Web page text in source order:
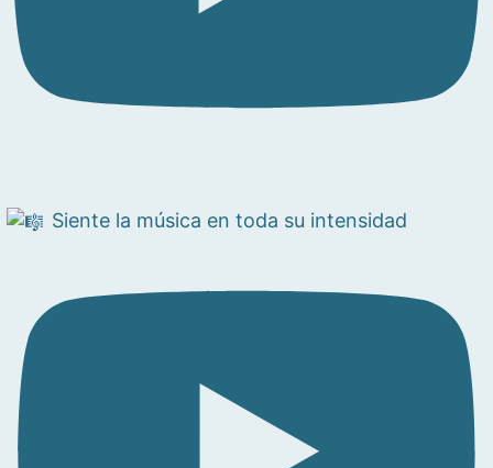
Siente la música en toda su intensidad